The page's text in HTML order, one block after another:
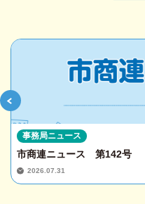
市商連ニュース 第142号
2026.07.31
事務局ニュース